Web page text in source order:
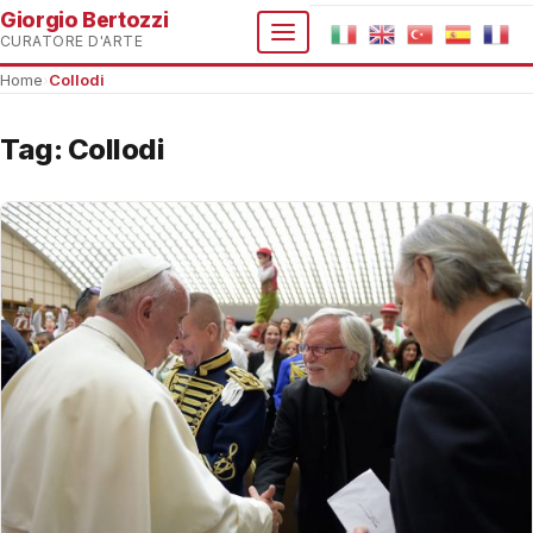
Giorgio Bertozzi
CURATORE D'ARTE
Home Collodi
Tag: Collodi